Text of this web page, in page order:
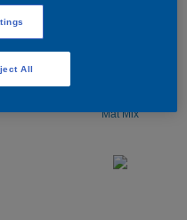
Mat Mix
All